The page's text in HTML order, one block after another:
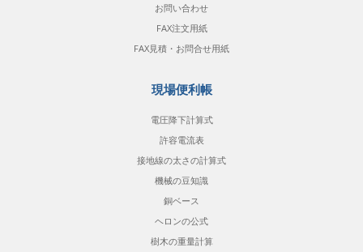
お問い合わせ
FAX注文用紙
FAX見積・お問合せ用紙
現場便利帳
電圧降下計算式
許容電流表
接地線の太さの計算式
機械の豆知識
銅ベース
ヘロンの公式
樹木の重量計算